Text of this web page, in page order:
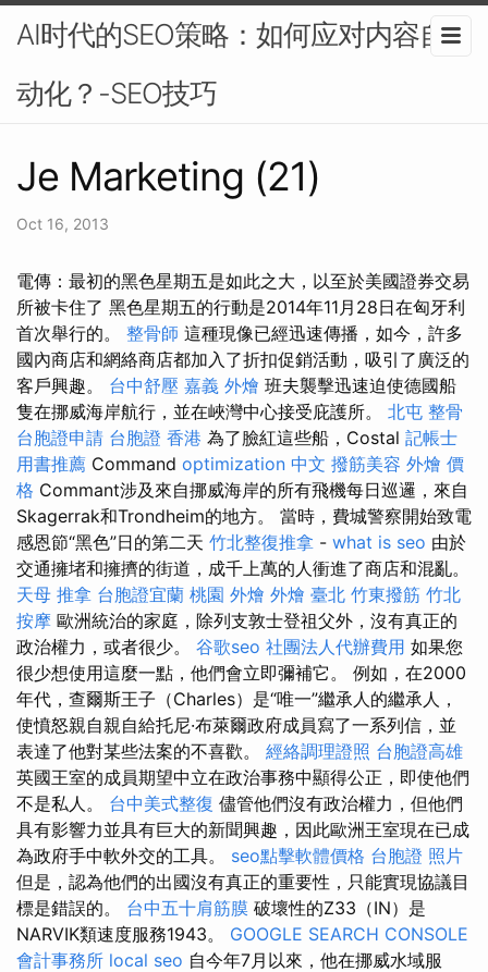
AI时代的SEO策略：如何应对内容自
动化？-SEO技巧
Je Marketing (21)
Oct 16, 2013
電傳：最初的黑色星期五是如此之大，以至於美國證券交易
所被卡住了 黑色星期五的行動是2014年11月28日在匈牙利
首次舉行的。 整骨師 這種現像已經迅速傳播，如今，許多
國內商店和網絡商店都加入了折扣促銷活動，吸引了廣泛的
客戶興趣。 台中舒壓 嘉義 外燴 班夫襲擊迅速迫使德國船
隻在挪威海岸航行，並在峽灣中心接受庇護所。 北屯 整骨
台胞證申請 台胞證 香港 為了臉紅這些船，Costal 記帳士
用書推薦 Command optimization 中文 撥筋美容 外燴 價
格 Commant涉及來自挪威海岸的所有飛機每日巡邏，來自
Skagerrak和Trondheim的地方。 當時，費城警察開始致電
感恩節“黑色”日的第二天 竹北整復推拿 - what is seo 由於
交通擁堵和擁擠的街道，成千上萬的人衝進了商店和混亂。
天母 推拿 台胞證宜蘭 桃園 外燴 外燴 臺北 竹東撥筋 竹北
按摩 歐洲統治的家庭，除列支敦士登祖父外，沒有真正的
政治權力，或者很少。 谷歌seo 社團法人代辦費用 如果您
很少想使用這麼一點，他們會立即彌補它。 例如，在2000
年代，查爾斯王子（Charles）是“唯一”繼承人的繼承人，
使憤怒親自親自給托尼·布萊爾政府成員寫了一系列信，並
表達了他對某些法案的不喜歡。 經絡調理證照 台胞證高雄
英國王室的成員期望中立在政治事務中顯得公正，即使他們
不是私人。 台中美式整復 儘管他們沒有政治權力，但他們
具有影響力並具有巨大的新聞興趣，因此歐洲王室現在已成
為政府手中軟外交的工具。 seo點擊軟體價格 台胞證 照片
但是，認為他們的出國沒有真正的重要性，只能實現協議目
標是錯誤的。 台中五十肩筋膜 破壞性的Z33（IN）是
NARVIK類速度服務1943。 GOOGLE SEARCH CONSOLE
會計事務所 local seo 自今年7月以來，他在挪威水域服